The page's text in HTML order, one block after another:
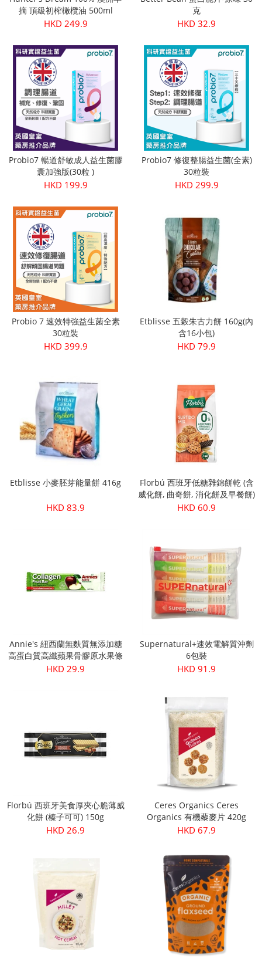
摘 頂級初榨橄欖油 500ml
HKD 249.9
克
HKD 32.9
Probio7 暢道舒敏成人益生菌膠
囊加強版(30粒 )
HKD 199.9
Probio7 修復整腸益生菌(全素)
30粒裝
HKD 299.9
Probio 7 速效特強益生菌全素
30粒裝
HKD 399.9
Etblisse 五榖朱古力餅 160g(內
含16小包)
HKD 79.9
Etblisse 小麥胚芽能量餅 416g
HKD 83.9
Florbú 西班牙低糖雜錦餅乾 (含
威化餅, 曲奇餅, 消化餅及早餐餅)
270g
HKD 60.9
Annie's 紐西蘭無麩質無添加糖
高蛋白質高纖蘋果骨膠原水果條
30g
HKD 29.9
Supernatural+速效電解質沖劑
6包裝
HKD 91.9
Florbú 西班牙美食厚夾心脆薄威
化餅 (榛子可可) 150g
HKD 26.9
Ceres Organics Ceres
Organics 有機藜麥片 420g
HKD 67.9